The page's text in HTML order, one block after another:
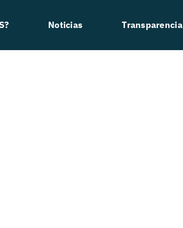
Noticias Transparencia